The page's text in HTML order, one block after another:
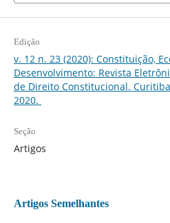
Edição
v. 12 n. 23 (2020): Constituição,
Desenvolvimento: Revista
de Direito Constitucional.
2020.
Seção
Artigos
Artigos Semelhantes